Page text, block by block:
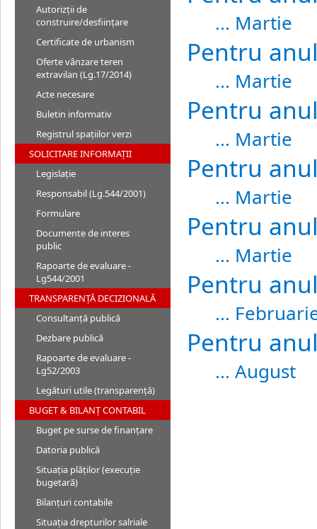
Autorizții de
construire/desființare
Certificate de urbanism
Oferte vânzare teren
extravilan (Lg.17/2014)
Acte necesare
Buletin informativ
Registrul spațiilor verzi
SOLICITARE INFORMAȚII
Legislație
Responsabil (Lg.544/2001)
Formulare
Documente de interes
public
Rapoarte de evaluare -
Lg544/2001
TRANSPARENȚĂ DECIZIONALĂ
Consultanță publică
Dezbare publică
Rapoarte de evaluare -
Lg52/2003
Legături utile (transparență)
BUGET & BILANȚ CONTABIL
Buget pe surse de finanțare
Datoria publică
Situația plăților (execuție
bugetară)
Bilanțuri contabile
Situația drepturilor salriale
... Martie
Pentru
... Martie
Pentru
... Martie
Pentru
... Martie
Pentru
... Martie
Pentru
...
Pentru
... August